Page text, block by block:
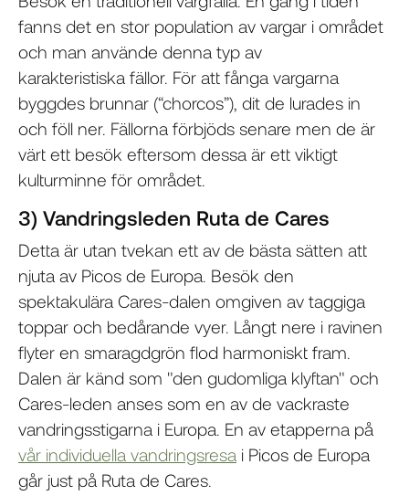
fanns det en stor population av vargar i området
och man använde denna typ av
karakteristiska fällor. För att fånga vargarna
byggdes brunnar (“chorcos”), dit de lurades in
och föll ner. Fällorna förbjöds senare men de är
värt ett besök eftersom dessa är ett viktigt
kulturminne för området.
3) Vandringsleden Ruta de Cares
Detta är utan tvekan ett av de bästa sätten att
njuta av Picos de Europa. Besök den
spektakulära Cares-dalen omgiven av taggiga
toppar och bedårande vyer. Långt nere i ravinen
flyter en smaragdgrön flod harmoniskt fram.
Dalen är känd som "den gudomliga klyftan" och
Cares-leden anses som en av de vackraste
vandringsstigarna i Europa. En av etapperna på
vår individuella vandringsresa i Picos de Europa
går just på Ruta de Cares.